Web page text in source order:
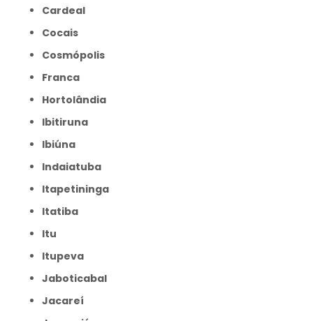
Cardeal
Cocais
Cosmópolis
Franca
Hortolândia
Ibitiruna
Ibiúna
Indaiatuba
Itapetininga
Itatiba
Itu
Itupeva
Jaboticabal
Jacareí